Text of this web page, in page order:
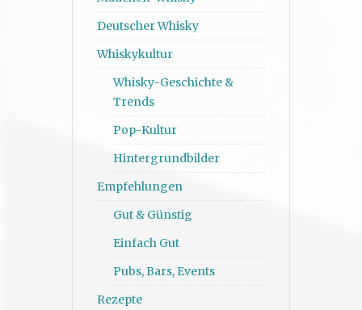
Deutscher Whisky
Whiskykultur
Whisky-Geschichte &
Trends
Pop-Kultur
Hintergrundbilder
Empfehlungen
Gut & Günstig
Einfach Gut
Pubs, Bars, Events
Rezepte